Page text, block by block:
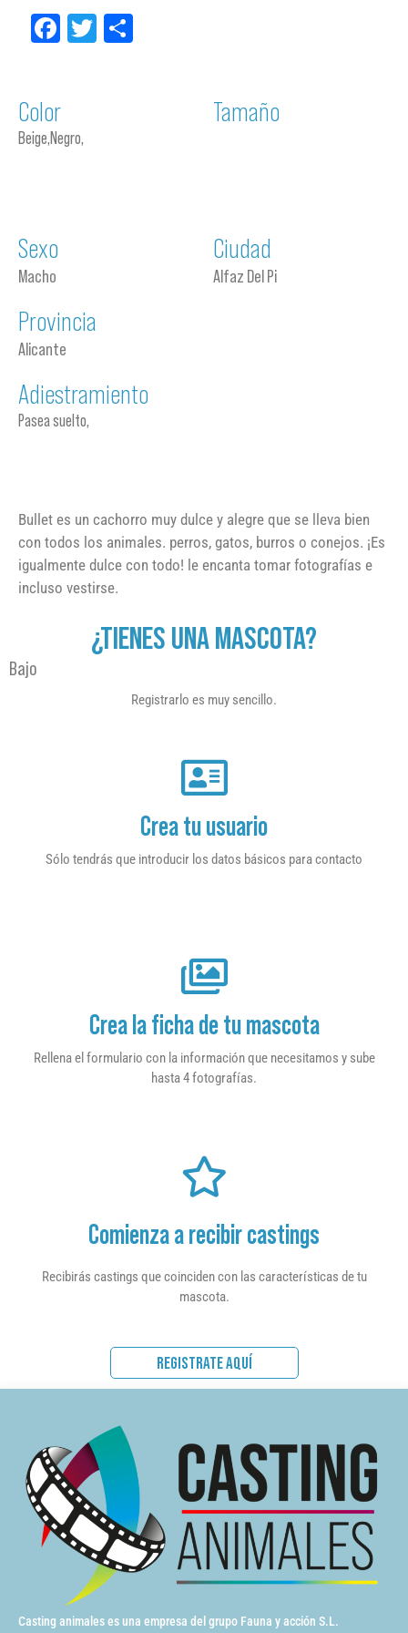
Facebook
Twitter
Color
Beige,Negro,
Tamaño
Sexo
Macho
Ciudad
Alfaz Del Pi
Provincia
Alicante
Adiestramiento
Pasea suelto,
Bullet es un cachorro muy dulce y alegre que se lleva bien
con todos los animales. perros, gatos, burros o conejos. ¡Es
igualmente dulce con todo! le encanta tomar fotografías e
incluso vestirse.
¿TIENES UNA MASCOTA?
Bajo
Registrarlo es muy sencillo.
Crea tu usuario
Sólo tendrás que introducir los datos básicos para contacto
Crea la ficha de tu mascota
Rellena el formulario con la información que necesitamos y sube
hasta 4 fotografías.
Comienza a recibir castings
Recibirás castings que coinciden con las características de tu
mascota.
REGISTRATE AQUÍ
Casting animales es una empresa del grupo Fauna y acción S.L.